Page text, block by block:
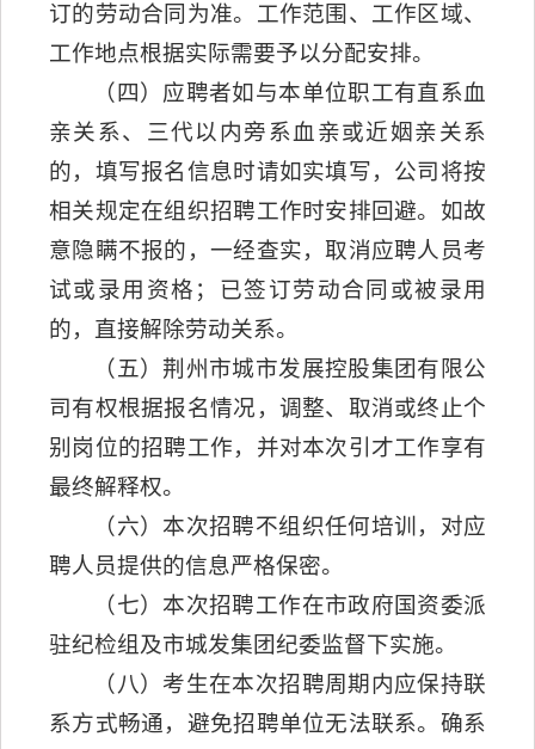
订的劳动合同为准。工作范围、工作区域、
工作地点根据实际需要予以分配安排。
（四）应聘者如与本单位职工有直系血
亲关系、三代以内旁系血亲或近姻亲关系
的，填写报名信息时请如实填写，公司将按
相关规定在组织招聘工作时安排回避。如故
意隐瞒不报的，一经查实，取消应聘人员考
试或录用资格；已签订劳动合同或被录用
的，直接解除劳动关系。
（五）荆州市城市发展控股集团有限公
司有权根据报名情况，调整、取消或终止个
别岗位的招聘工作，并对本次引才工作享有
最终解释权。
（六）本次招聘不组织任何培训，对应
聘人员提供的信息严格保密。
（七）本次招聘工作在市政府国资委派
驻纪检组及市城发集团纪委监督下实施。
（八）考生在本次招聘周期内应保持联
系方式畅通，避免招聘单位无法联系。确系